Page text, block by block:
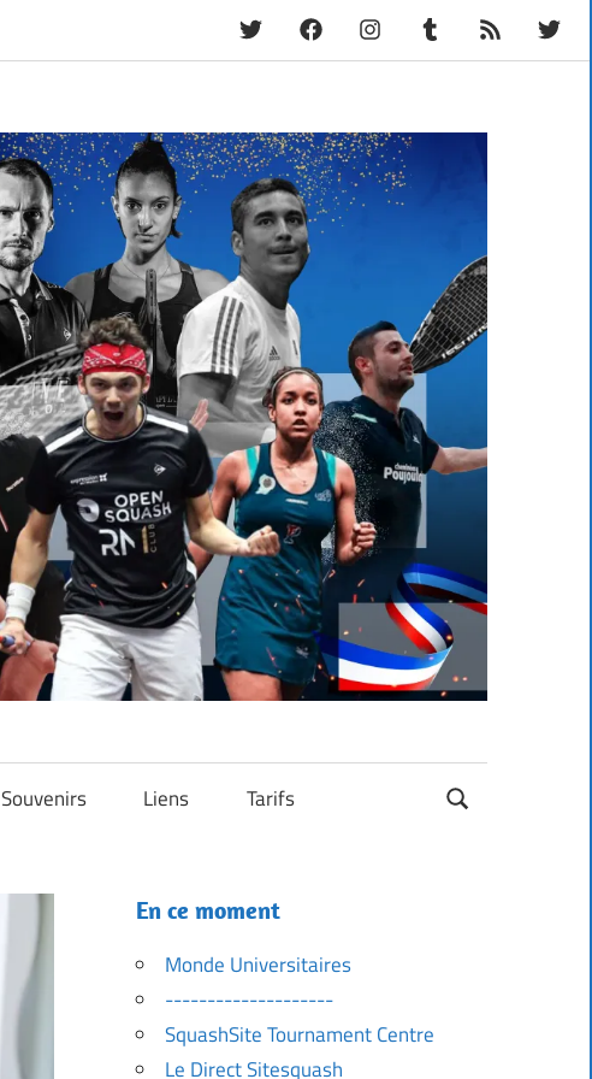
TwitterFacebookInstagramTumblr RSS
Fram
Souvenirs Liens Tarifs
En ce moment
Monde Universitaires
--------------------
SquashSite Tournament Centre
Le Direct Sitesquash